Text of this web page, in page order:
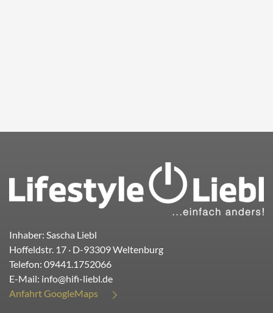
Inhaber: Sascha Liebl
Hoffeldstr. 17 · D-93309Weltenburg
Telefon: 09441.1752066
E-Mail: info@hifi-liebl.de
Anfahrt GoogleMaps